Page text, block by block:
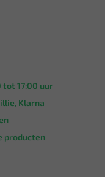
tot 17:00 uur
Klarna
producten